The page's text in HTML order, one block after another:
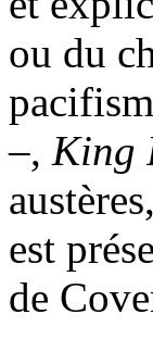
ou du
–, King
est
de